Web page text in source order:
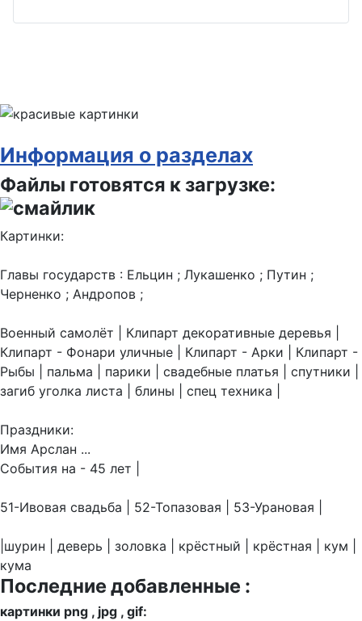
Информация о разделах
Файлы готовятся к загрузке:
Картинки:
Главы государств : Ельцин ; Лукашенко ; Путин ;
Черненко ; Андропов ;
Военный самолёт | Клипарт декоративные деревья |
Клипарт - Фонари уличные | Клипарт - Арки | Клипарт -
Рыбы | пальма | парики | свадебные платья | спутники |
загиб уголка листа | блины | спец техника |
Праздники:
Имя Арслан ...
События на - 45 лет |
51-Ивовая свадьба | 52-Топазовая | 53-Урановая |
|шурин | деверь | золовка | крёстный | крёстная | кум |
кума
Последние добавленные :
картинки png , jpg , gif: